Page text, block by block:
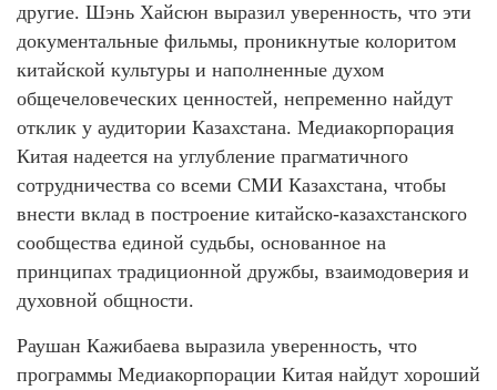
другие. Шэнь Хайсюн выразил уверенность, что эти
документальные фильмы, проникнутые колоритом
китайской культуры и наполненные духом
общечеловеческих ценностей, непременно найдут
отклик у аудитории Казахстана. Медиакорпорация
Китая надеется на углубление прагматичного
сотрудничества со всеми СМИ Казахстана, чтобы
внести вклад в построение китайско-казахстанского
сообщества единой судьбы, основанное на
принципах традиционной дружбы, взаимодоверия и
духовной общности.
Раушан Кажибаева выразила уверенность, что
программы Медиакорпорации Китая найдут хороший